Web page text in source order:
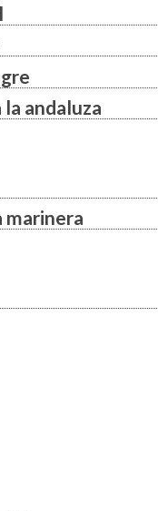
andaluza
marinera